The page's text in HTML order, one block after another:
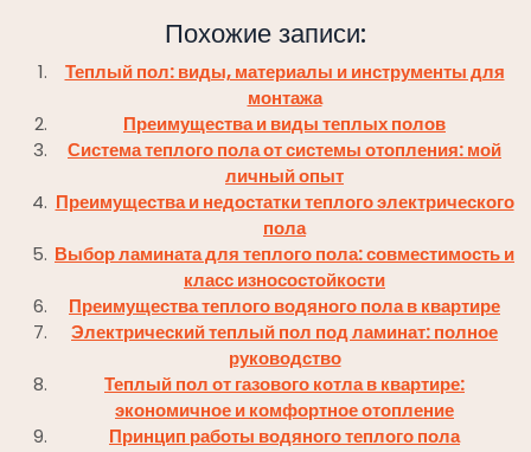
Похожие записи:
Теплый пол: виды, материалы и инструменты для
монтажа
Преимущества и виды теплых полов
Система теплого пола от системы отопления: мой
личный опыт
Преимущества и недостатки теплого электрического
пола
Выбор ламината для теплого пола: совместимость и
класс износостойкости
Преимущества теплого водяного пола в квартире
Электрический теплый пол под ламинат: полное
руководство
Теплый пол от газового котла в квартире:
экономичное и комфортное отопление
Принцип работы водяного теплого пола